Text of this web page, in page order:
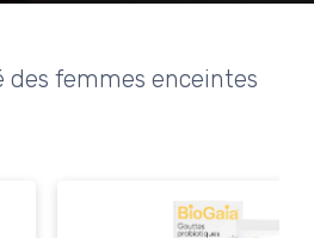
femmes enceintes